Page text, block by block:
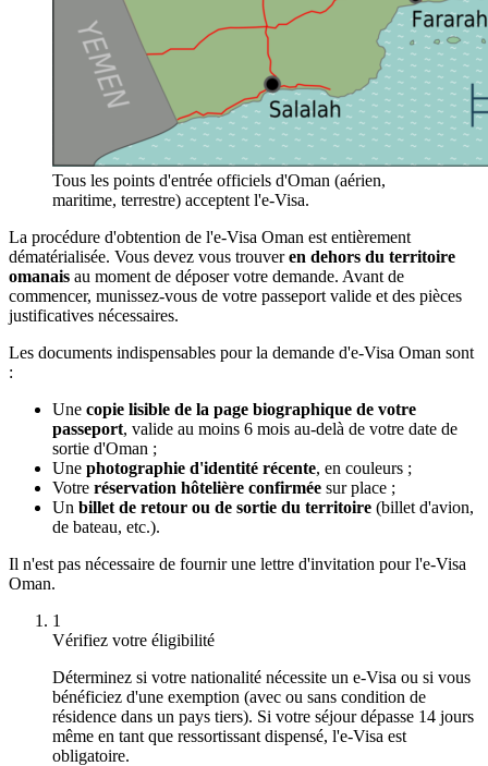
Tous les points d'entrée officiels d'Oman (aérien,
maritime, terrestre) acceptent l'e-Visa.
La procédure d'obtention de l'e-Visa Oman est entièrement
dématérialisée. Vous devez vous trouveren dehors du territoire
omanais au moment de déposer votre demande. Avant de
commencer, munissez-vous de votre passeport valide et des pièces
justificatives nécessaires.
Les documents indispensables pour la demande d'e-Visa Oman sont
:
Une copie lisible de la page biographique de votre
passeport, valide au moins 6 mois au-delà de votre date de
sortie d'Oman ;
Une photographie d'identité récente, en couleurs ;
Votre réservation hôtelière confirmée sur place ;
Un billet de retour ou de sortie du territoire (billet d'avion,
de bateau, etc.).
Il n'est pas nécessaire de fournir une lettre d'invitation pour l'e-Visa
Oman.
1
Vérifiez votre éligibilité
Déterminez si votre nationalité nécessite un e-Visa ou si vous
bénéficiez d'une exemption (avec ou sans condition de
résidence dans un pays tiers). Si votre séjour dépasse 14 jours
même en tant que ressortissant dispensé, l'e-Visa est
obligatoire.